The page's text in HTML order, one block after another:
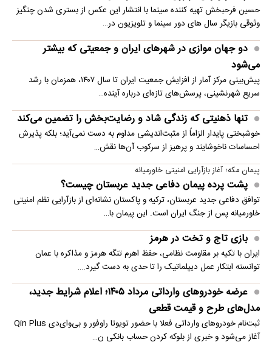
حسین فرحبخش تهیه کننده سینما با انتشار این عکس از بستری شدن چنگیز
وثوقی بازیگر سال های دور سینما و تلویزیون در…
دو جهان موازی در شهرهای ایران و جمعیتی که بیشتر
می‌شود
پیش‌بینی مرکز آمار از افزایش جمعیت ایران تا سال ۱۴۰۷، همزمان با رشد
سریع شهرنشینی، پرسش‌های تازه‌ای درباره آینده…
تنها ذهنیتی که زندگی شاد و رضایت‌بخش را تضمین می‌کند
خوشبختی پایدار الزاماً از مثبت‌اندیشی مداوم به دست نمی‌آید؛ بلکه پذیرش
احساسات ناخوشایند و پرهیز از سرکوب آن‌ها نقش…
پیمان مکه؛ آغاز بازآرایی امنیتی خاورمیانه
پشت پرده پیمان دفاعی جدید عربستان چیست؟
توافق دفاعی جدید عربستان، ترکیه و پاکستان نشانه‌ای از بازآرایی نظم امنیتی
خاورمیانه پس از جنگ ایران است. این پیمان با…
بازی تاج و تخت در هرمز
ایران با تکیه بر مقاومت نظامی، حفظ اهرم تنگه هرمز و مذاکره با عمان
توانسته ابتکار عمل دیپلماتیک را تا حدی به دست گیرد.…
عرضه خودروهای وارداتی مرداد ۱۴۰۵؛ اعلام شرایط جدید،
مدل‌های طرح و قیمت قطعی
ثبت‌نام خودروهای وارداتی فعلا با حضور تویوتا راوفور و بی‌وای‌دی Qin Plus
آغاز می‌شود و خبری از بلوکه‌ کردن حساب بانکی ن…